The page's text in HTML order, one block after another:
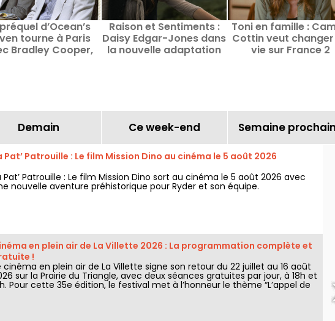
d’Ocean’s
tourne à Paris
Bradley Cooper,
Raison et Sentiments :
Daisy Edgar-Jones dans
la nouvelle adaptation
Toni en famille :
Cottin veut
vie sur France 2
Demain Ce week-end Semaine
Pat’ Patrouille : Le film Mission Dino au cinéma le 5 août 2026
Pat’ Patrouille : Le film Mission Dino sort au cinéma le 5 août 2026 avec
nouvelle aventure préhistorique pour Ryder et son équipe.
en plein air de La Villette 2026 : La programmation complète et
!
cinéma en plein air de La Villette signe son retour du 22 juillet au 16 août
sur la Prairie du Triangle, avec deux séances gratuites par jour, à 18h et
Pour cette 35e édition, le festival met à l’honneur le thème “L’appel de